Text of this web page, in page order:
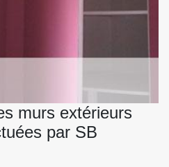
murs extérieurs
par SB